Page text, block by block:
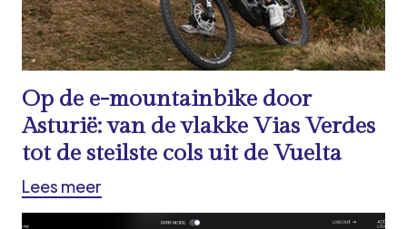
Op de e-mountainbike door
Asturië: van de vlakke Vias Verdes
tot de steilste cols uit de Vuelta
Lees meer